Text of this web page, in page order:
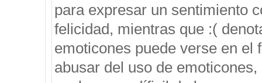
para expresar un sentimiento
felicidad, mientras que :(
emoticones puede verse en el
abusar del uso de